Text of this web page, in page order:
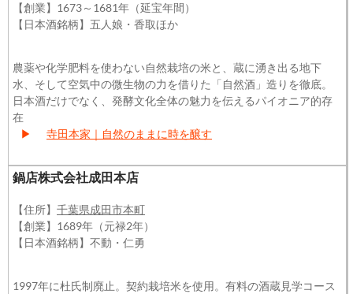
【創業】1673～1681年（延宝年間）
【日本酒銘柄】五人娘・香取ほか
農薬や化学肥料を使わない自然栽培の米と、蔵に湧き出る地下
水、そして空気中の微生物の力を借りた「自然酒」造りを徹底。
日本酒だけでなく、発酵文化全体の魅力を伝えるパイオニア的存
在
▶
寺田本家｜自然のままに時を醸す
鍋店株式会社成田本店
【住所】 千葉県成田市本町
【創業】1689年（元禄2年）
【日本酒銘柄】不動・仁勇
1997年に杜氏制廃止。契約栽培米を使用。有料の酒蔵見学コース